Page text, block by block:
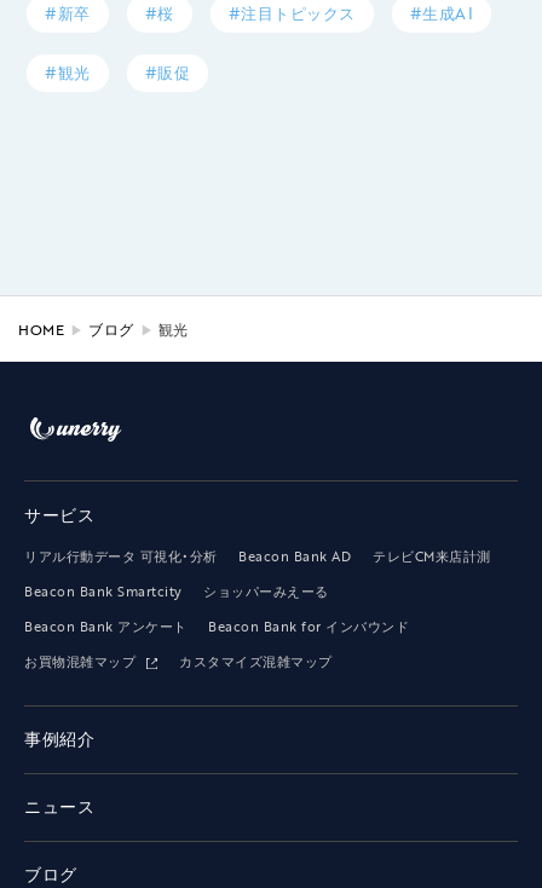
#新卒 #桜 #注目トピックス #生成AI
#観光 #販促
HOME ブログ 観光
サービス
リアル行動データ 可視化・分析 Beacon Bank AD
テレビCM来店計測
Beacon Bank Smartcity
ショッパーみえーる
Beacon Bank アンケート
Beacon Bank for インバウンド
お買物混雑マップ
カスタマイズ混雑マップ
事例紹介
ニュース
ブログ